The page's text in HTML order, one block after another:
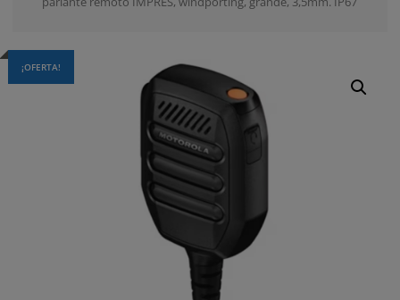
¡OFERTA!